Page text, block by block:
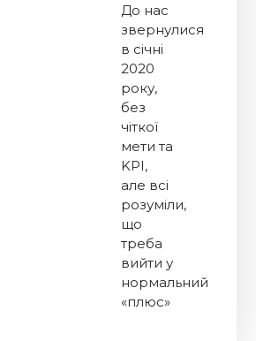
До нас
звернулися
в січні
2020
року,
без
чіткої
мети та
KPI,
але всі
розуміли,
що
треба
вийти у
нормальний
«плюс»